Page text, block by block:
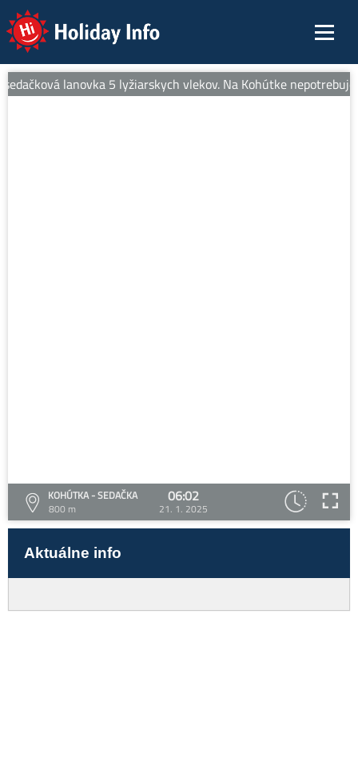
Holiday Info
lanovka 5 lyžiarskych vlekov. Na Kohútke
KOHÚTKA - SEDAČKA
800 m
06:02
21. 1. 2025
Aktuálne info